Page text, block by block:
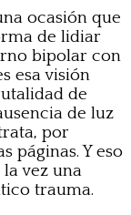
ocasión que
de lidiar
bipolar con
esa visión
de
de luz
por
páginas. Y eso
vez una
trauma.